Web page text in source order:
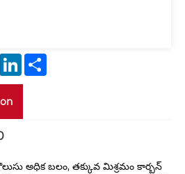
PinterestLinkedIn
అధిక బలం, తక్కువ మిశ్రమం కార్బన్